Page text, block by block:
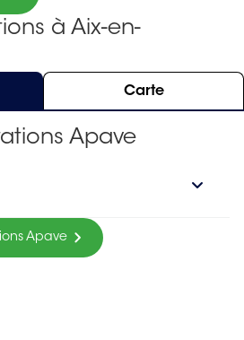
à Aix-en-
Carte
Apave
Apave